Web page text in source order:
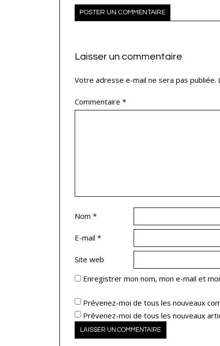
POSTER UN COMMENTAIRE
Laisser un commentaire
Votre adresse e-mail ne sera pas publiée.
Commentaire *
Nom *
E-mail *
Site web
Enregistrer mon nom, mon e-mail et
Prévenez-moi de tous les nouveaux
Prévenez-moi de tous les nouveaux